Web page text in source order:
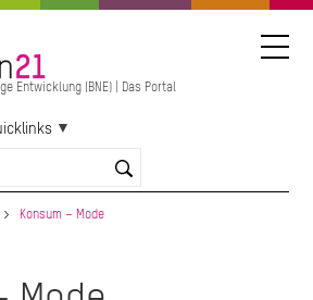
Entwicklung (BNE) | Das Portal
Konsum – Mode